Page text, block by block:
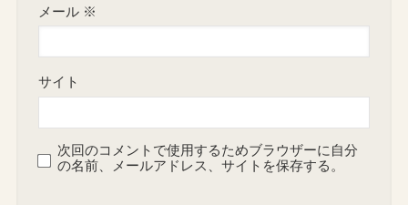
メール ※
サイト
次回のコメントで使用するためブラウザーに自分
の名前、メールアドレス、サイトを保存する。